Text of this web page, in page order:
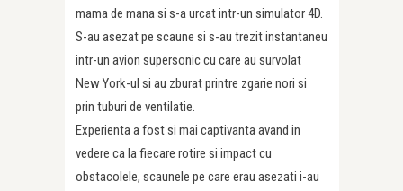
mama de mana si s-a urcat intr-un simulator 4D.
S-au asezat pe scaune si s-au trezit instantaneu
intr-un avion supersonic cu care au survolat
New York-ul si au zburat printre zgarie nori si
prin tuburi de ventilatie.
Experienta a fost si mai captivanta avand in
vedere ca la fiecare rotire si impact cu
obstacolele, scaunele pe care erau asezati i-au